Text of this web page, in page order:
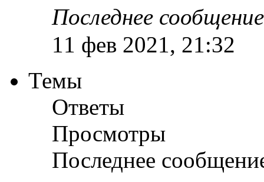
Последнее
11 фев 2021, 21:32
Темы
Ответы
Просмотры
Последнее